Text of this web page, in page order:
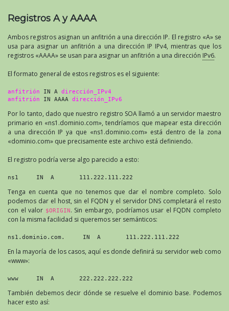
Registros A y AAAA
Ambos registros asignan un anfitrión a una dirección IP. El registro «A» se
usa para asignar un anfitrión a una dirección IP IPv4, mientras que los
registros «AAAA» se usan para asignar un anfitrión a una dirección IPv6.
El formato general de estos registros es el siguiente:
anfitrión IN A dirección_IPv4
anfitrión IN AAAA dirección_IPv6
Por lo tanto, dado que nuestro registro SOA llamó a un servidor maestro
primario en «ns1.dominio.com», tendríamos que mapear esta dirección
a una dirección IP ya que «ns1.dominio.com» está dentro de la zona
«dominio.com» que precisamente este archivo está definiendo.
El registro podría verse algo parecido a esto:
Tenga en cuenta que no tenemos que dar el nombre completo. Solo
podemos dar el host, sin el FQDN y el servidor DNS completará el resto
con el valor $ORIGIN. Sin embargo, podríamos usar el FQDN completo
con la misma facilidad si queremos ser semánticos:
ns1.dominio.com.     IN  A       111.222.111.222
En la mayoría de los casos, aquí es donde definirá su servidor web como
«www»:
www     IN  A       222.222.222.222
También debemos decir dónde se resuelve el dominio base. Podemos
hacer esto así: